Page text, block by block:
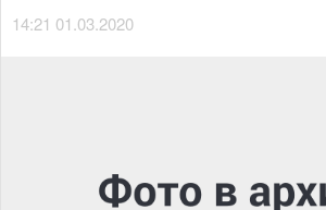
14:21 01.03.2020